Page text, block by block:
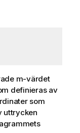
m-värdet
definieras av
som
uttrycken